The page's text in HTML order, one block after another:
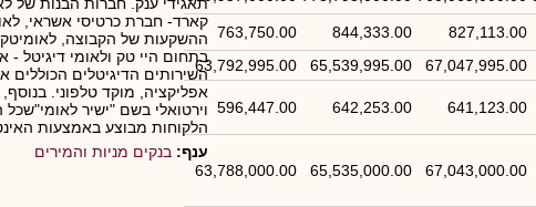
827,113.00
844,333.00
763,750.00
67,047,995.00
65,539,995.00
63,792,995.00
641,123.00
642,253.00
596,447.00
67,043,000.00
65,535,000.00
63,788,000.00
קארד- חברת כרטיסי אשראי,
ההשקעות של הקבוצה,
בתחום היי טק ולאומי דיגיטל
השירותים הדיגיטלים הכוללים
אפליקציה, מוקד טלפוני.
וירטואלי בשם "ישיר
הלקוחות מבוצע באמצעות
ענף: בנקים מניות והמירים